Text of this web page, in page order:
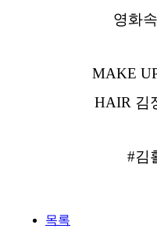
영화
MAKE
HAIR 김
#김
목록